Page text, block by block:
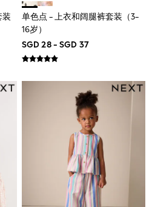
装
单色点 - 上衣和阔腿裤套装（3-
16岁）
SGD 28 - SGD 37